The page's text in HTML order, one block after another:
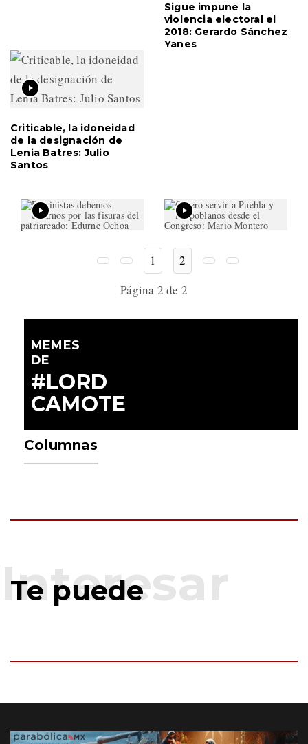
Sigue impune la
violencia electoral el
2018: Gerardo Sánchez
Yanes
Criticable, la idoneidad
de la designación de
Lenia Batres: Julio
Santos
1
2
Página 2 de 2
MEMES
DE
#LORD
CAMOTE
Columnas
Te puede